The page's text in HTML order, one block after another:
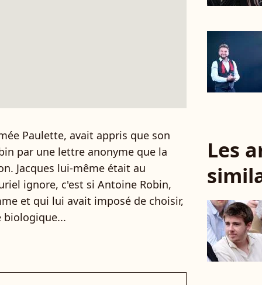
Paulette, avait appris que son
par une lettre anonyme que la
Jacques lui-même était au
ignore, c'est si Antoine Robin,
et qui lui avait imposé de choisir,
biologique...
Les